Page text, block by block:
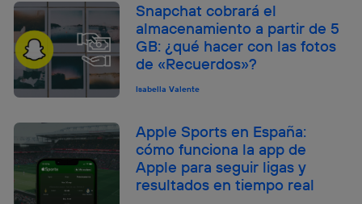
Snapchat cobrará el
almacenamiento a partir de 5
GB: ¿qué hacer con las fotos
de «Recuerdos»?
Isabella Valente
Apple Sports en España:
cómo funciona la app de
Apple para seguir ligas y
resultados en tiempo real